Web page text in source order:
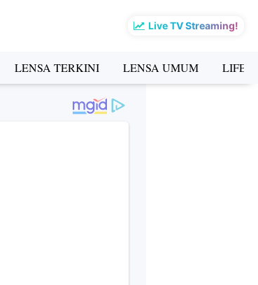
Live TV Streaming!
LENSA TERKINI LENSA UMUM